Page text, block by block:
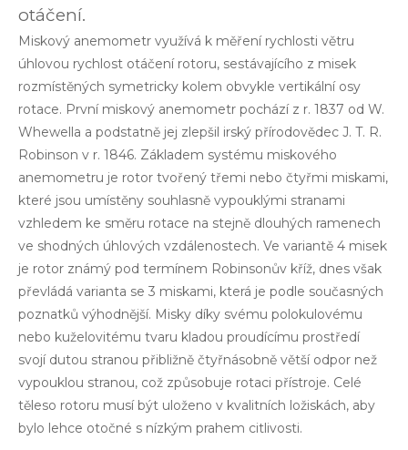
otáčení.
Miskový anemometr využívá k měření rychlosti větru
úhlovou rychlost otáčení rotoru, sestávajícího z misek
rozmístěných symetricky kolem obvykle vertikální osy
rotace. První miskový anemometr pochází z r. 1837 od W.
Whewella a podstatně jej zlepšil irský přírodovědec J. T. R.
Robinson v r. 1846. Základem systému miskového
anemometru je rotor tvořený třemi nebo čtyřmi miskami,
které jsou umístěny souhlasně vypouklými stranami
vzhledem ke směru rotace na stejně dlouhých ramenech
ve shodných úhlových vzdálenostech. Ve variantě 4 misek
je rotor známý pod termínem Robinsonův kříž, dnes však
převládá varianta se 3 miskami, která je podle současných
poznatků výhodnější. Misky díky svému polokulovému
nebo kuželovitému tvaru kladou proudícímu prostředí
svojí dutou stranou přibližně čtyřnásobně větší odpor než
vypouklou stranou, což způsobuje rotaci přístroje. Celé
těleso rotoru musí být uloženo v kvalitních ložiskách, aby
bylo lehce otočné s nízkým prahem citlivosti.